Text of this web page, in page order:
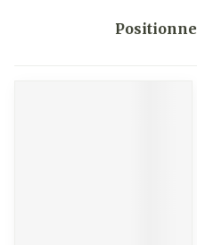
Trier par: